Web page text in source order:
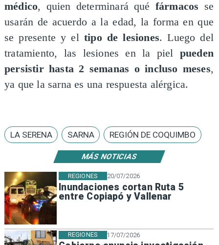
MÁS NOTICIAS
20/07/2026
Inundaciones cortan Ruta 5
entre Copiapó y Vallenar
REGIONES
17/07/2026
REGIONES
médico, quien determinará qué fármacos se
usarán de acuerdo a la edad, la forma en que
se presente y eltipo de lesiones. Luego del
tratamiento, las lesiones en la piel pueden
persistir hasta 2 semanas o incluso meses,
ya que la sarna es una respuesta alérgica.
LA SERENA SARNA REGIÓN DE COQUIMBO